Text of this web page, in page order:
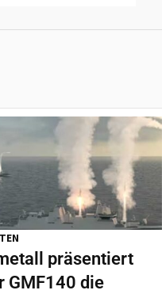
präsentiert
GMF140 die